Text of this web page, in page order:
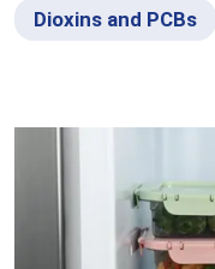
Dioxins and PCBs